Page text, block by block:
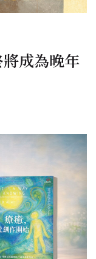
將成為晚年